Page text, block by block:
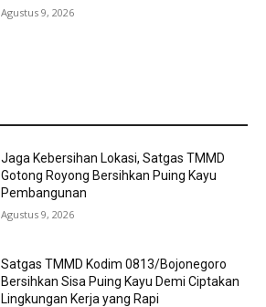
Agustus 9, 2026
Jaga Kebersihan Lokasi, Satgas TMMD
Gotong Royong Bersihkan Puing Kayu
Pembangunan
Agustus 9, 2026
Satgas TMMD Kodim 0813/Bojonegoro
Bersihkan Sisa Puing Kayu Demi Ciptakan
Lingkungan Kerja yang Rapi